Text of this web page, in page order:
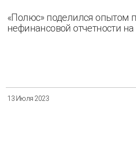
«Полюс» поделился опытом
нефинансовой отчетности на
13 Июля 2023